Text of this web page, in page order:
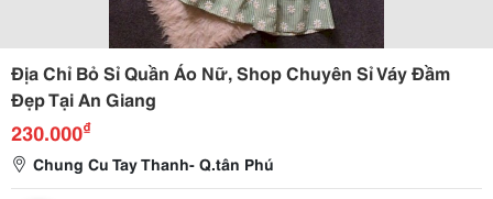
Địa Chỉ Bỏ Sỉ Quần Áo Nữ, Shop Chuyên Sỉ Váy Đầm
Đẹp Tại An Giang
230.000₫
Chung Cu Tay Thanh- Q.tân Phú